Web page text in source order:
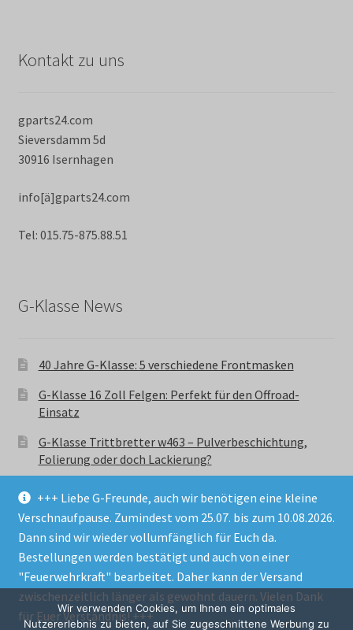
+++ Liebe G-Freunde, auch wir benötigen eine kleine
Verschnaufpause. Zumindest vom 25.07. bis zum 10.08.2026.
Dann sind wir wieder vollumfänglich für Euch da.
Bestellungen werden bestätigt und auch von einer
"Feuerwehrkraft" bearbeitet. Daher kann der Versand
zwischenzeitlich länger als gewohnt dauern. Vielen Dank
für Euer Verständnis! +++
Kontakt zu uns
gparts24.com
Sieversdamm 5d
30916 Isernhagen
info[ä]gparts24.com
Tel: 015.75-875.88.51
G-Klasse News
40 Jahre G-Klasse: 5 verschiedene Frontmasken
G-Klasse 16 Zoll Felgen: Perfekt für den Offroad-
Einsatz
G-Klasse Trittbretter w463 – Pulverbeschichtung,
Folierung oder doch Lackierung?
© GParts24 - G-Klasse w463 Trittbretter, Felgen,
Ersatzteile & Zubebehör.
Datenschutzerklärung
Wir verwenden Cookies, um Ihnen ein optimales
Nutzererlebnis zu bieten, auf Sie zugeschnittene Werbung zu